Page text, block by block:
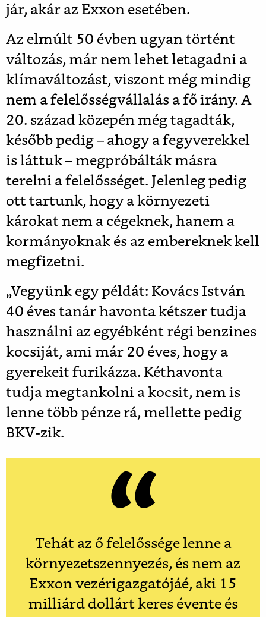
jár, akár az Exxon esetében.
Az elmúlt 50 évben ugyan történt
változás, már nem lehet letagadni a
klímaváltozást, viszont még mindig
nem a felelősségvállalás a fő irány. A
20. század közepén még tagadták,
később pedig – ahogy a fegyverekkel
is láttuk – megpróbálták másra
terelni a felelősséget. Jelenleg pedig
ott tartunk, hogy a környezeti
károkat nem a cégeknek, hanem a
kormányoknak és az embereknek kell
megfizetni.
„Vegyünk egy példát: Kovács István
40 éves tanár havonta kétszer tudja
használni az egyébként régi benzines
kocsiját, ami már 20 éves, hogy a
gyerekeit furikázza. Kéthavonta
tudja megtankolni a kocsit, nem is
lenne több pénze rá, mellette pedig
BKV-zik.
Tehát az ő felelőssége lenne a
környezetszennyezés, és nem az
Exxon vezérigazgatójáé, aki 15
milliárd dollárt keres évente és